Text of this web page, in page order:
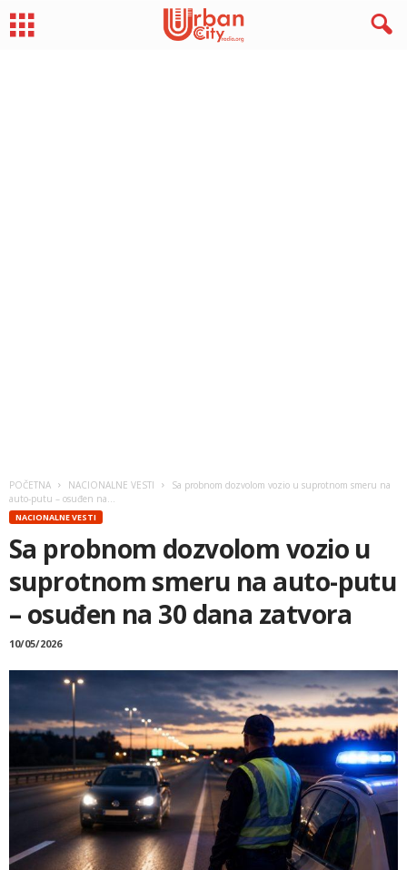
POČETNA NACIONALNE VESTI
Sa probnom dozvolom vozio u suprotnom smeru na
auto-putu – osuđen na...
NACIONALNE VESTI
Sa probnom dozvolom vozio u
suprotnom smeru na auto-putu
– osuđen na 30 dana zatvora
10/05/2026